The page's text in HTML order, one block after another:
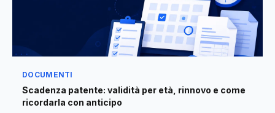
DOCUMENTI
Scadenza patente: validità per età, rinnovo e come
ricordarla con anticipo